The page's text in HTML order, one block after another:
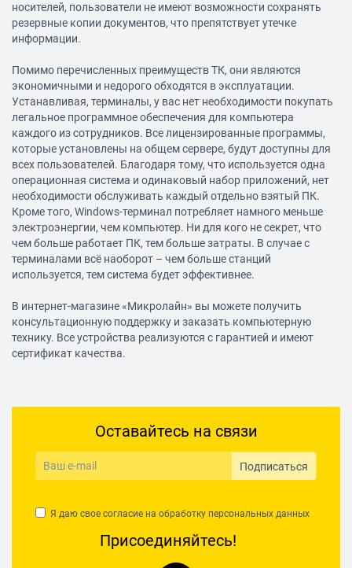
носителей, пользователи не имеют возможности сохранять
резервные копии документов, что препятствует утечке
информации.
Помимо перечисленных преимуществ ТК, они являются
экономичными и недорого обходятся в эксплуатации.
Устанавливая, терминалы, у вас нет необходимости покупать
легальное программное обеспечения для компьютера
каждого из сотрудников. Все лицензированные программы,
которые установлены на общем сервере, будут доступны для
всех пользователей. Благодаря тому, что используется одна
операционная система и одинаковый набор приложений, нет
необходимости обслуживать каждый отдельно взятый ПК.
Кроме того, Windows-терминал потребляет намного меньше
электроэнергии, чем компьютер. Ни для кого не секрет, что
чем больше работает ПК, тем больше затраты. В случае с
терминалами всё наоборот – чем больше станций
используется, тем система будет эффективнее.
В интернет-магазине «Микролайн» вы можете получить
консультационную поддержку и заказать компьютерную
технику. Все устройства реализуются с гарантией и имеют
сертификат качества.
Оставайтесь на связи
Подписаться
Я даю свое согласие на обработку персональных данных
Присоединяйтесь!